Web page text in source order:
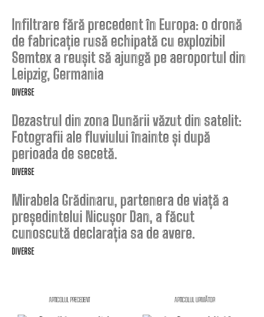
Infiltrare fără precedent în Europa: o dronă
de fabricație rusă echipată cu explozibil
Semtex a reușit să ajungă pe aeroportul din
Leipzig, Germania
DIVERSE
Dezastrul din zona Dunării văzut din satelit:
Fotografii ale fluviului înainte și după
perioada de secetă.
DIVERSE
Mirabela Grădinaru, partenera de viață a
președintelui Nicușor Dan, a făcut
cunoscută declarația sa de avere.
DIVERSE
ARTICOLUL PRECEDENT ARTICOLUL URMĂTOR